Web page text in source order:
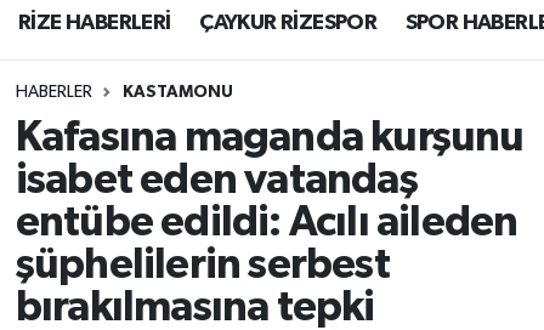
RİZE HABERLERİ ÇAYKUR RİZESPOR SPOR
HABERLER KASTAMONU
Kafasına maganda kurşunu
isabet eden vatandaş
entübe edildi: Acılı aileden
şüphelilerin serbest
bırakılmasına tepki
Asayiş
Rize Jandarma Komutanlığı
Bilim Teknoloji
Bölge
Advertising news
Merkez Trafik Yoğunluk Haritası
Süper Lig Puan Durumu ve Fikstür
Tüm Manşetler
Son Dakika Haberleri
Haber Arşivi